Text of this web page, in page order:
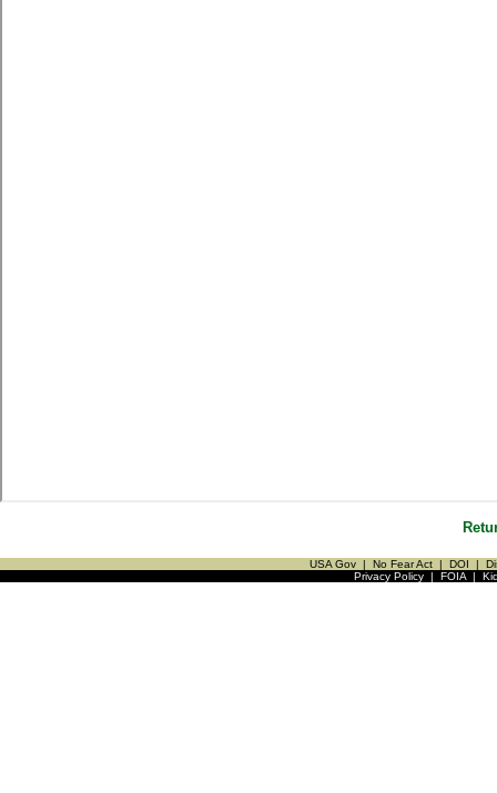
USA Gov | No Fear Act | DOI |
Privacy Policy| FOIA|